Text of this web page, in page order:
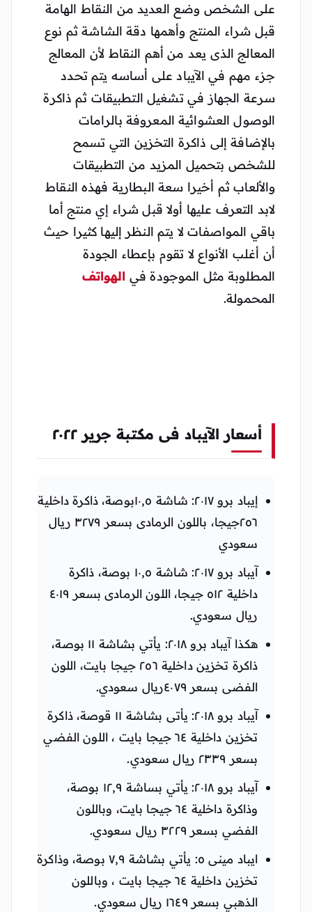
على الشخص وضع العديد من النقاط الهامة
قبل شراء المنتج وأهمها دقة الشاشة ثم نوع
المعالج الذى يعد من أهم النقاط لأن المعالج
جزء مهم في الآيباد على أساسه يتم تحدد
سرعة الجهاز في تشغيل التطبيقات ثم ذاكرة
الوصول العشوائية المعروفة بالرامات
بالإضافة إلى ذاكرة التخزين التي تسمح
للشخص بتحميل المزيد من التطبيقات
والألعاب ثم أخيرا سعة البطارية فهذه النقاط
لابد التعرف عليها أولا قبل شراء إي منتج أما
باقي المواصفات لا يتم النظر إليها كثيرا حيث
أن أغلب الأنواع لا تقوم بإعطاء الجودة
المطلوبة مثل الموجودة في الهواتف
المحمولة.
أسعار الآيباد فى مكتبة جرير ٢٠٢٢
إيباد برو ٢٠١٧: شاشة ١٠,٥بوصة، ذاكرة داخلية
٢٥٦جيجا، باللون الرمادى بسعر ٣٢٧٩ ريال
سعودي
آيباد برو ٢٠١٧: شاشة ١٠,٥ بوصة، ذاكرة
داخلية ٥١٢ جيجا، اللون الرمادى بسعر ٤٠١٩
ريال سعودي.
هكذا آيباد برو ٢٠١٨: يأتي بشاشة ١١ بوصة،
ذاكرة تخزين داخلية ٢٥٦ جيجا بايت، اللون
الفضى بسعر ٤٠٧٩ريال سعودي.
آيباد برو ٢٠١٨: يأتى بشاشة ١١ قوصة، ذاكرة
تخزين داخلية ٦٤ جيجا بايت ، اللون الفضي
بسعر ٢٣٣٩ ريال سعودي.
آيباد برو ٢٠١٨: يأتي بساشة ١٢,٩ بوصة،
وذاكرة داخلية ٦٤ جيجا بايت، وباللون
الفضي بسعر ٣٢٢٩ ريال سعودي.
ايباد مينى ٥: يأتي بشاشة ٧,٩ بوصة، وذاكرة
تخزين داخلية ٦٤ جيجا بايت ، وباللون
الذهبي بسعر ١٦٤٩ ريال سعودي.